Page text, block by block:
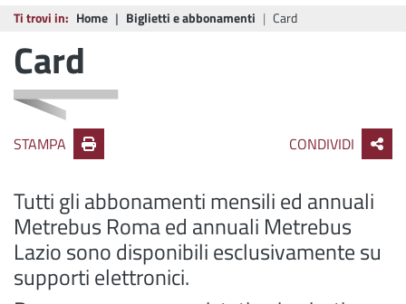
Ti trovi in: Home Biglietti e abbonamenti Card
Card
STAMPA CONDIVIDI
Tutti gli abbonamenti mensili ed annuali
Metrebus Roma ed annuali Metrebus
Lazio sono disponibili esclusivamente su
supporti elettronici.